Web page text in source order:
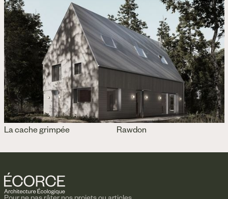
La cache grimpée Rawdon